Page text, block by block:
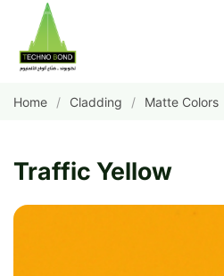
Home Cladding Matte Colors
Traffic Yellow